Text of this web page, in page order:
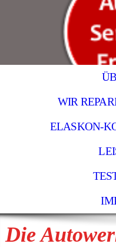
WIR
ELASKON-
Die